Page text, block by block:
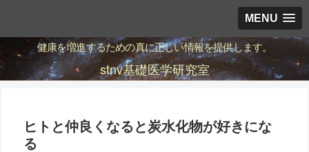
MENU
健康を増進するための真に正しい情報を提供します。
stnv基礎医学研究室
ヒトと仲良くなると炭水化物が好きにな
る